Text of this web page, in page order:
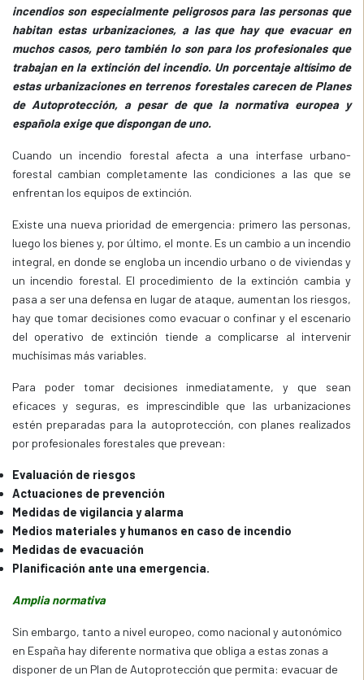
incendios son especialmente peligrosos para las personas que
habitan estas urbanizaciones, a las que hay que evacuar en
muchos casos, pero también lo son para los profesionales que
trabajan en la extinción del incendio. Un porcentaje altísimo de
estas urbanizaciones en terrenos forestales carecen de Planes
de Autoprotección, a pesar de que la normativa europea y
española exige que dispongan de uno.
Cuando un incendio forestal afecta a una interfase urbano-
forestal cambian completamente las condiciones a las que se
enfrentan los equipos de extinción.
Existe una nueva prioridad de emergencia: primero las personas,
luego los bienes y, por último, el monte. Es un cambio a un incendio
integral, en donde se engloba un incendio urbano o de viviendas y
un incendio forestal. El procedimiento de la extinción cambia y
pasa a ser una defensa en lugar de ataque, aumentan los riesgos,
hay que tomar decisiones como evacuar o confinar y el escenario
del operativo de extinción tiende a complicarse al intervenir
muchísimas más variables.
Para poder tomar decisiones inmediatamente, y que sean
eficaces y seguras, es imprescindible que las urbanizaciones
estén preparadas para la autoprotección, con planes realizados
por profesionales forestales que prevean:
Evaluación de riesgos
Actuaciones de prevención
Medidas de vigilancia y alarma
Medios materiales y humanos en caso de incendio
Medidas de evacuación
Planificación ante una emergencia.
Amplia normativa
Sin embargo, tanto a nivel europeo, como nacional y autonómico
en España hay diferente normativa que obliga a estas zonas a
disponer de un Plan de Autoprotección que permita: evacuar de